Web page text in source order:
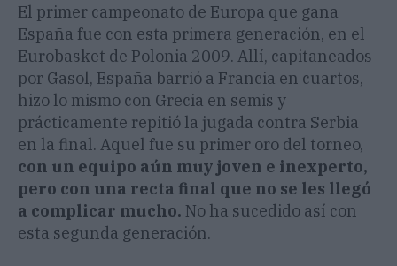
El primer campeonato de Europa que gana
España fue con esta primera generación, en el
Eurobasket de Polonia 2009. Allí, capitaneados
por Gasol, España barrió a Francia en cuartos,
hizo lo mismo con Grecia en semis y
prácticamente repitió la jugada contra Serbia
en la final. Aquel fue su primer oro del torneo,
con un equipo aún muy joven e inexperto,
pero con una recta final que no se les llegó
a complicar mucho. No ha sucedido así con
esta segunda generación.